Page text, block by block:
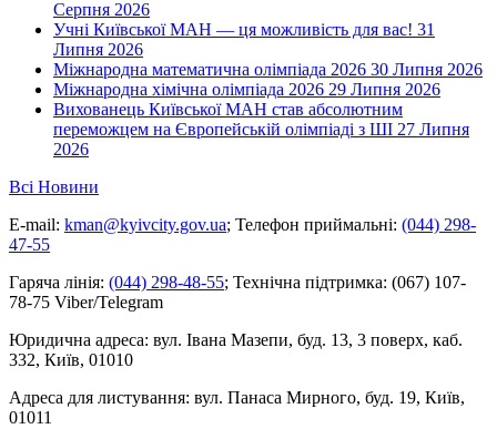
Серпня 2026
Учні Київської МАН — ця можливість для вас! 31
Липня 2026
Міжнародна математична олімпіада 2026 30 Липня 2026
Міжнародна хімічна олімпіада 2026 29 Липня 2026
Вихованець Київської МАН став абсолютним
переможцем на Європейській олімпіаді з ШІ 27 Липня
2026
Всі Новини
E-mail: kman@kyivcity.gov.ua; Телефон приймальні: (044) 298-
47-55
Гаряча лінія: (044) 298-48-55; Технічна підтримка: (067) 107-
78-75 Viber/Telegram
Юридична адреса: вул. Івана Мазепи, буд. 13, 3 поверх, каб.
332, Київ, 01010
Адреса для листування: вул. Панаса Мирного, буд. 19, Київ,
01011